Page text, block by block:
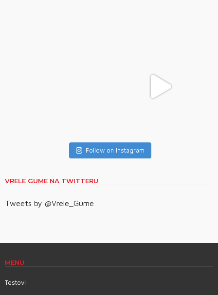
Follow on Instagram
VRELE GUME NA TWITTERU
Tweets by @Vrele_Gume
MENU
Testovi